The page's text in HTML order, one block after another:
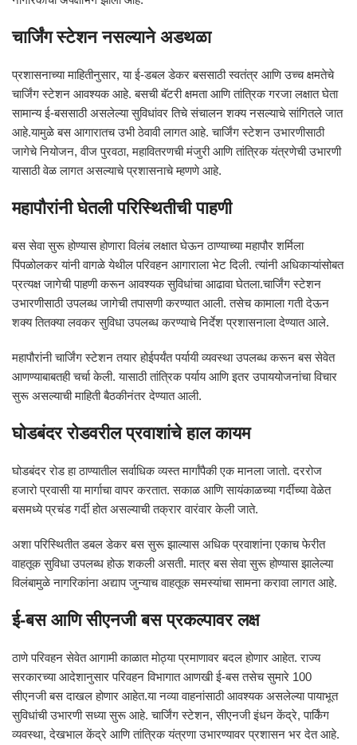
चार्जिंग स्टेशन नसल्याने अडथळा
प्रशासनाच्या माहितीनुसार, या ई-डबल डेकर बससाठी स्वतंत्र आणि उच्च क्षमतेचे
चार्जिंग स्टेशन आवश्यक आहे. बसची बॅटरी क्षमता आणि तांत्रिक गरजा लक्षात घेता
सामान्य ई-बससाठी असलेल्या सुविधांवर तिचे संचालन शक्य नसल्याचे सांगितले जात
आहे.यामुळे बस आगारातच उभी ठेवावी लागत आहे. चार्जिंग स्टेशन उभारणीसाठी
जागेचे नियोजन, वीज पुरवठा, महावितरणची मंजुरी आणि तांत्रिक यंत्रणेची उभारणी
यासाठी वेळ लागत असल्याचे प्रशासनाचे म्हणणे आहे.
महापौरांनी घेतली परिस्थितीची पाहणी
बस सेवा सुरू होण्यास होणारा विलंब लक्षात घेऊन ठाण्याच्या महापौर शर्मिला
पिंपळोलकर यांनी वागळे येथील परिवहन आगाराला भेट दिली. त्यांनी अधिकाऱ्यांसोबत
प्रत्यक्ष जागेची पाहणी करून आवश्यक सुविधांचा आढावा घेतला.चार्जिंग स्टेशन
उभारणीसाठी उपलब्ध जागेची तपासणी करण्यात आली. तसेच कामाला गती देऊन
शक्य तितक्या लवकर सुविधा उपलब्ध करण्याचे निर्देश प्रशासनाला देण्यात आले.
महापौरांनी चार्जिंग स्टेशन तयार होईपर्यंत पर्यायी व्यवस्था उपलब्ध करून बस सेवेत
आणण्याबाबतही चर्चा केली. यासाठी तांत्रिक पर्याय आणि इतर उपाययोजनांचा विचार
सुरू असल्याची माहिती बैठकीनंतर देण्यात आली.
घोडबंदर रोडवरील प्रवाशांचे हाल कायम
घोडबंदर रोड हा ठाण्यातील सर्वाधिक व्यस्त मार्गांपैकी एक मानला जातो. दररोज
हजारो प्रवासी या मार्गाचा वापर करतात. सकाळ आणि सायंकाळच्या गर्दीच्या वेळेत
बसमध्ये प्रचंड गर्दी होत असल्याची तक्रार वारंवार केली जाते.
अशा परिस्थितीत डबल डेकर बस सुरू झाल्यास अधिक प्रवाशांना एकाच फेरीत
वाहतूक सुविधा उपलब्ध होऊ शकली असती. मात्र बस सेवा सुरू होण्यास झालेल्या
विलंबामुळे नागरिकांना अद्याप जुन्याच वाहतूक समस्यांचा सामना करावा लागत आहे.
ई-बस आणि सीएनजी बस प्रकल्पावर लक्ष
ठाणे परिवहन सेवेत आगामी काळात मोठ्या प्रमाणावर बदल होणार आहेत. राज्य
सरकारच्या आदेशानुसार परिवहन विभागात आणखी ई-बस तसेच सुमारे 100
सीएनजी बस दाखल होणार आहेत.या नव्या वाहनांसाठी आवश्यक असलेल्या पायाभूत
सुविधांची उभारणी सध्या सुरू आहे. चार्जिंग स्टेशन, सीएनजी इंधन केंद्रे, पार्किंग
व्यवस्था, देखभाल केंद्रे आणि तांत्रिक यंत्रणा उभारण्यावर प्रशासन भर देत आहे.